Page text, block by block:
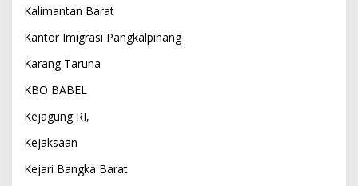
Kalimantan Barat
Kantor Imigrasi Pangkalpinang
Karang Taruna
KBO BABEL
Kejagung RI,
Kejaksaan
Kejari Bangka Barat